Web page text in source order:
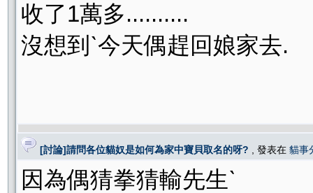
收了1萬多..........
沒想到ˋ今天偶趕回娘家去.
[討論]請問各位貓奴是如何為家中寶貝取名的呀? , 發表在 貓事
因為偶猜拳猜輸先生ˋ